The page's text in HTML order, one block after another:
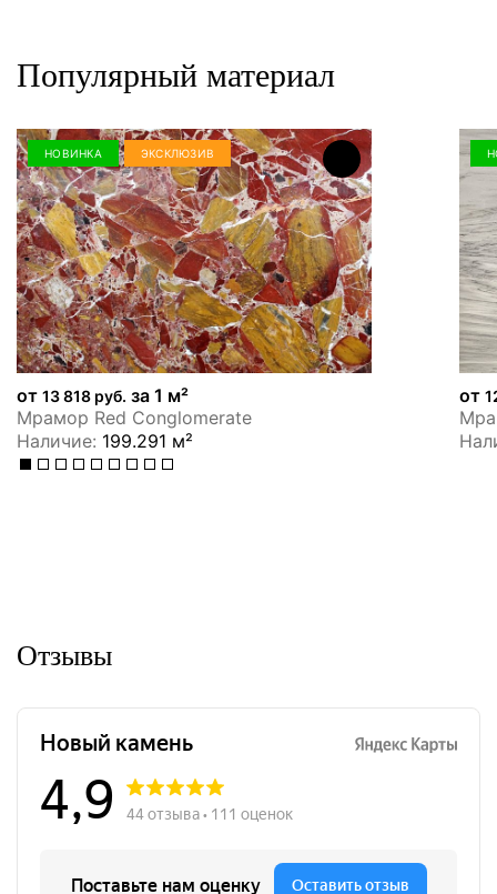
Популярный материал
НОВИНКА ЭКСКЛЮЗИВ
от13 818 руб. за 1 м²
Мрамор Red Conglomerate
Наличие: 199.291 м²
от
Отзывы